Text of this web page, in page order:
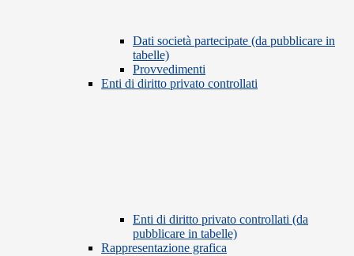
Dati società partecipate (da pubblicare in
tabelle)
Provvedimenti
Enti di diritto privato controllati
Enti di diritto privato controllati (da
pubblicare in tabelle)
Rappresentazione grafica